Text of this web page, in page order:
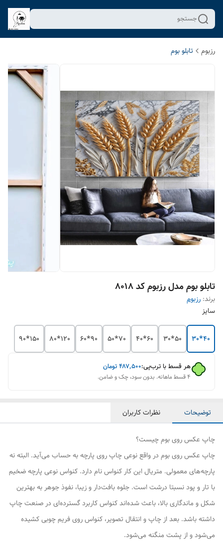
جستجو
رزبوم تابلو بوم
تابلو بوم مدل رزبوم کد 8018
برند: رزبوم
سایز
40*30
50*30
60*40
70*50
90*60
120*80
150*90
هر قسط با ترب‌پی:۴۸۷٬۵۰۰تومان
۴ قسط ماهانه. بدون سود، چک و ضامن.
توضیحات نظرات کاربران
چاپ عکس روی بوم چیست؟
چاپ عکس روی بوم در واقع نوعی چاپ روی پارچه به حساب می‌آید. البته نه
پارچه‌های معمولی. متریال این کار کنواس نام دارد. کنواس نوعی پارچه ضخیم
با تار و پود نسبتا درشت است. جلوه بافت‌دار و زیبا، نفوذ جوهر به بهترین
شکل و ماندگاری بالا، باعث شده‌اند کنواس کاربرد گسترده‌ای در صنعت چاپ
داشته باشد. بعد از چاپ و انتقال تصویر، کنواس روی فریم چوبی کشیده
می‌شود و از پشت منگنه می‌شود.